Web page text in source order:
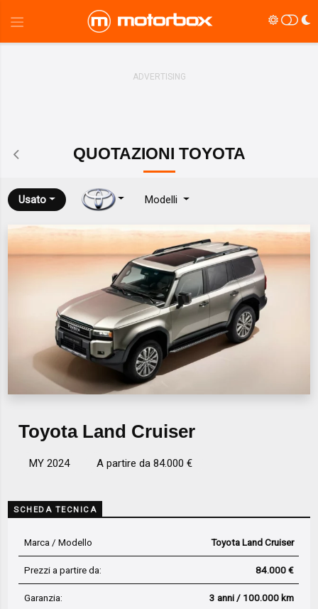
QUOTAZIONI TOYOTA
Usato Modelli
Toyota Land Cruiser
MY 2024 A partire da 84.000 €
SCHEDA TECNICA
Marca / Modello Toyota Land Cruiser
Prezzi a partire da: 84.000 €
Garanzia: 3 anni / 100.000 km